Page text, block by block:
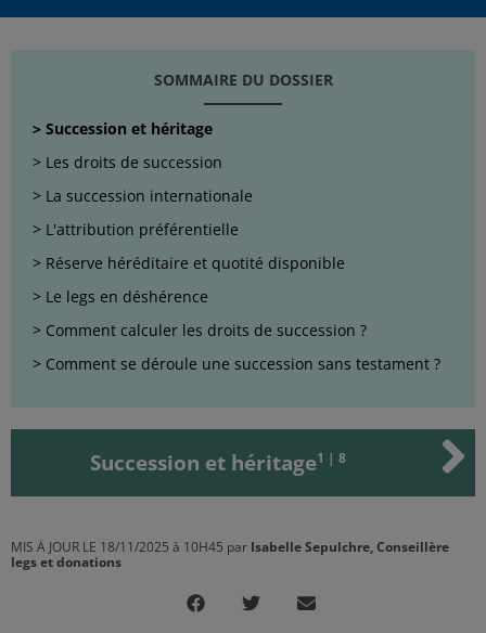
SOMMAIRE DU DOSSIER
Succession et héritage
Les droits de succession
La succession internationale
L'attribution préférentielle
Réserve héréditaire et quotité disponible
Le legs en déshérence
Comment calculer les droits de succession ?
Comment se déroule une succession sans testament ?
Succession et héritage1 | 8
MIS À JOUR LE 18/11/2025 à 10H45 par Isabelle Sepulchre, Conseillère
legs et donations